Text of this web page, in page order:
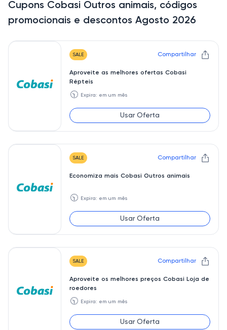
Cupons Cobasi Outros animais, códigos
promocionais e descontos Agosto 2026
SALE Compartilhar
Aproveite as melhores ofertas Cobasi
Répteis
🕥 Expira: em um mês
Usar Oferta
SALE Compartilhar
Economiza mais Cobasi Outros animais
🕥 Expira: em um mês
Usar Oferta
SALE Compartilhar
Aproveite os melhores preços Cobasi Loja de
roedores
🕥 Expira: em um mês
Usar Oferta